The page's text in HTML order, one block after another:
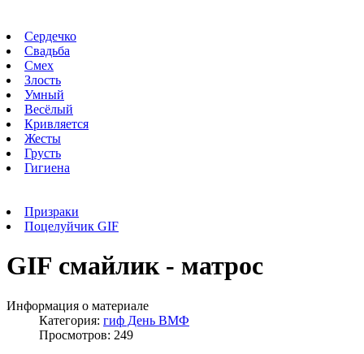
Сердечко
Свадьба
Смех
Злость
Умный
Весёлый
Кривляется
Жесты
Грусть
Гигиена
Призраки
Поцелуйчик GIF
GIF смайлик - матрос
Информация о материале
Категория: гиф День ВМФ
Просмотров: 249